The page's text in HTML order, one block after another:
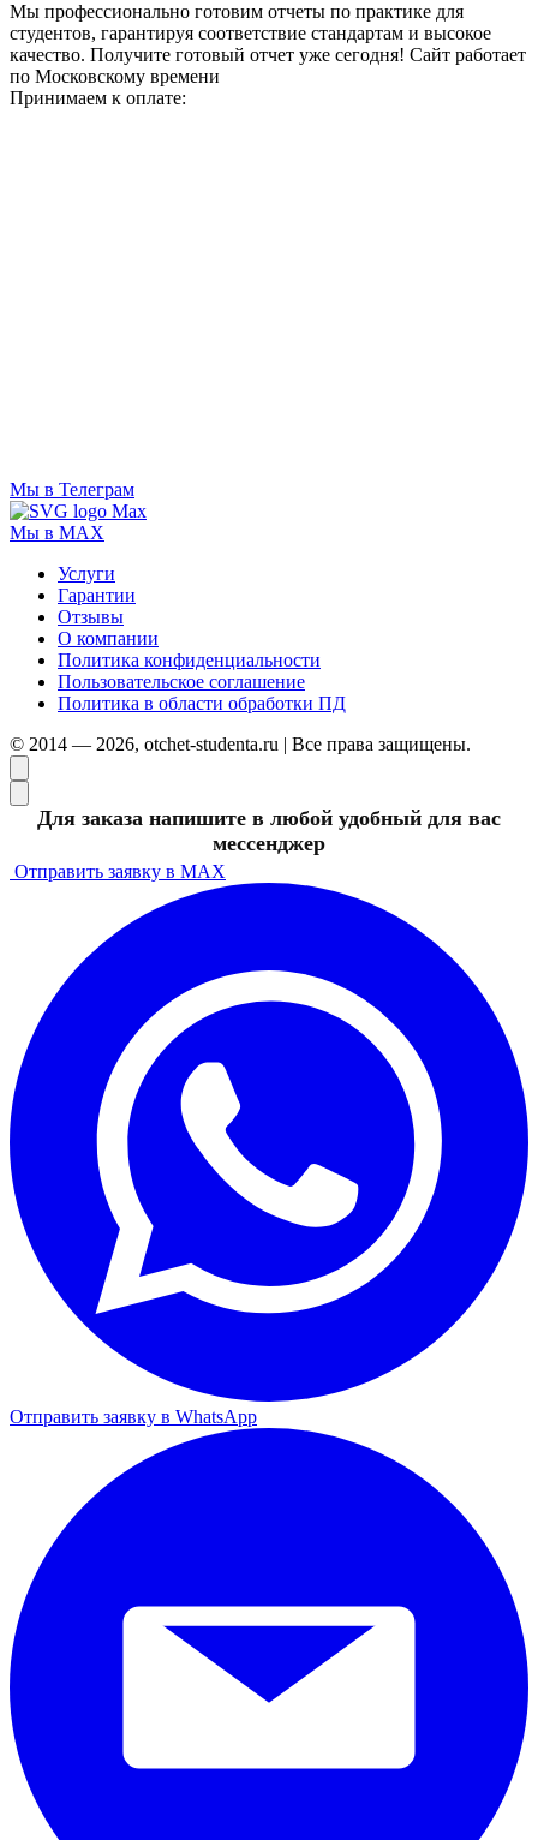
Мы профессионально готовим отчеты по практике для
студентов, гарантируя соответствие стандартам и высокое
качество. Получите готовый отчет уже сегодня! Сайт работает
по Московскому времени
Принимаем к оплате:
Мы в Телеграм
Мы в MAX
Услуги
Гарантии
Отзывы
О компании
Политика конфиденциальности
Пользовательское соглашение
Политика в области обработки ПД
© 2014 — 2026, otchet-studenta.ru | Все права защищены.
Для заказа напишите в любой удобный для вас
мессенджер
Отправить заявку в MAX
Отправить заявку в WhatsApp